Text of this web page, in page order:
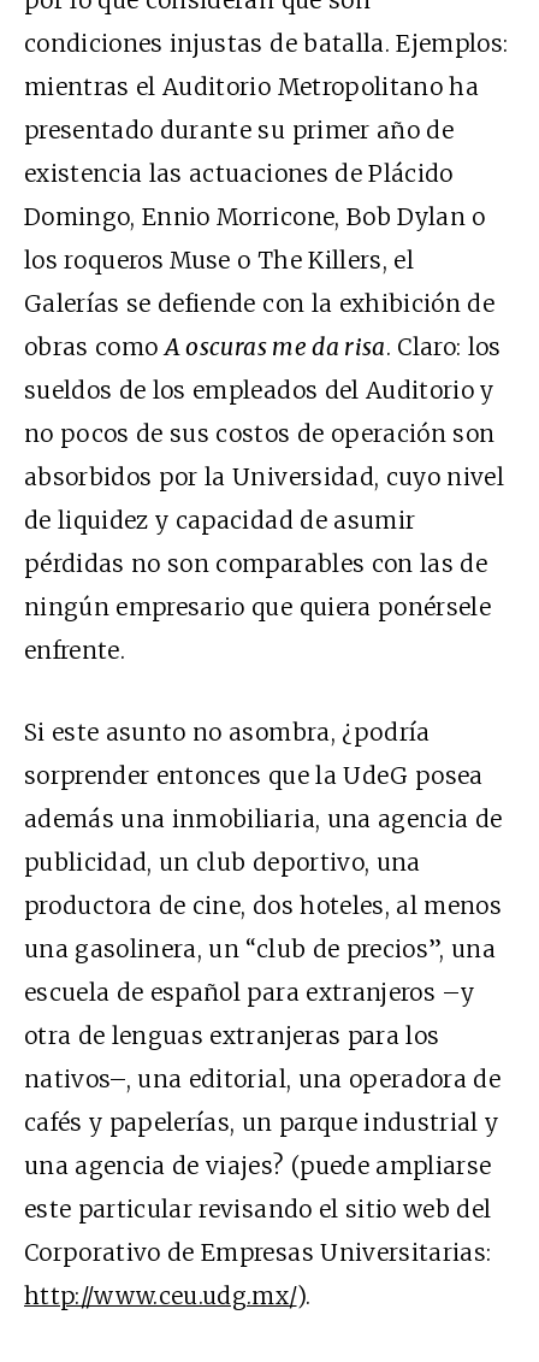
condiciones injustas de batalla. Ejemplos:
mientras el Auditorio Metropolitano ha
presentado durante su primer año de
existencia las actuaciones de Plácido
Domingo, Ennio Morricone, Bob Dylan o
los roqueros Muse o The Killers, el
Galerías se defiende con la exhibición de
obras comoA oscuras me da risa. Claro: los
sueldos de los empleados del Auditorio y
no pocos de sus costos de operación son
absorbidos por la Universidad, cuyo nivel
de liquidez y capacidad de asumir
pérdidas no son comparables con las de
ningún empresario que quiera ponérsele
enfrente.
Si este asunto no asombra, ¿podría
sorprender entonces que la UdeG posea
además una inmobiliaria, una agencia de
publicidad, un club deportivo, una
productora de cine, dos hoteles, al menos
una gasolinera, un “club de precios”, una
escuela de español para extranjeros –y
otra de lenguas extranjeras para los
nativos–, una editorial, una operadora de
cafés y papelerías, un parque industrial y
una agencia de viajes? (puede ampliarse
este particular revisando el sitio web del
Corporativo de Empresas Universitarias:
http://www.ceu.udg.mx/).